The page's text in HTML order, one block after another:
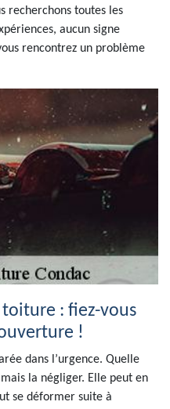
recherchons toutes les
aucun signe
rencontrez un problème
: fiez-vous
!
dans l’urgence. Quelle
la négliger. Elle peut en
se déformer suite à